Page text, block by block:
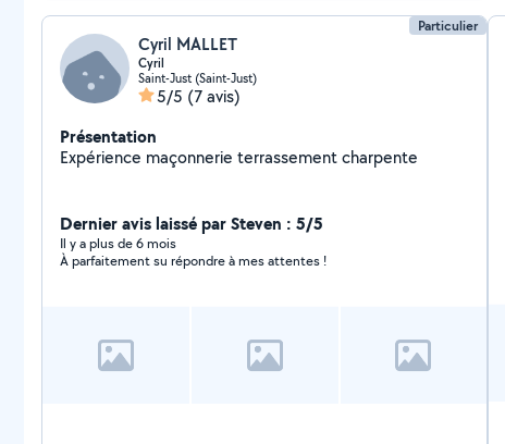
Particulier
Cyril MALLET
Cyril
Saint-Just (Saint-Just)
5/5 (7 avis)
Présentation
Expérience maçonnerie terrassement charpente
Dernier avis laissé par Steven : 5/5
Il y a plus de 6 mois
À parfaitement su répondre à mes attentes !